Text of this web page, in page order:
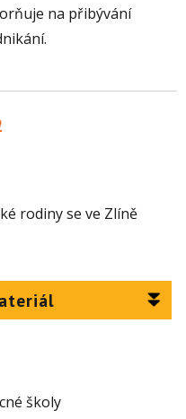
na přibývání
rodiny se ve Zlíně
školy